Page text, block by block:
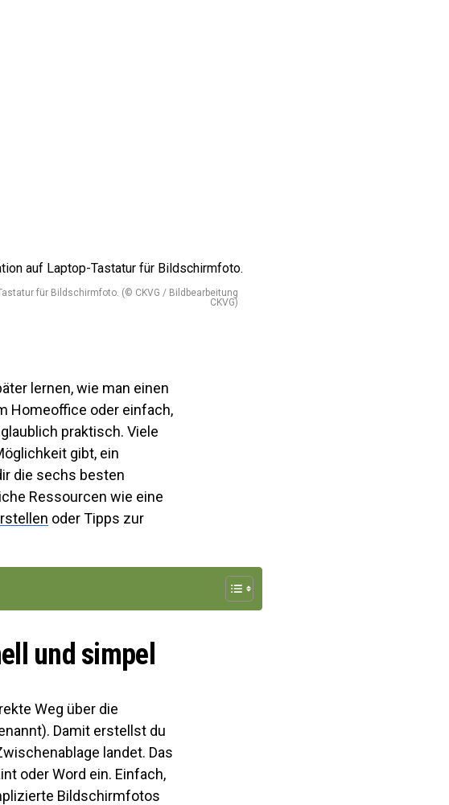
für Bildschirmfoto. (© CKVG / Bildbearbeitung
CKVG)
lernen, wie man einen
Homeoffice oder einfach,
praktisch. Viele
gibt, ein
die sechs besten
Ressourcen wie eine
oder Tipps zur
und simpel
Weg über die
Damit erstellst du
landet. Das
oder Word ein. Einfach,
Bildschirmfotos